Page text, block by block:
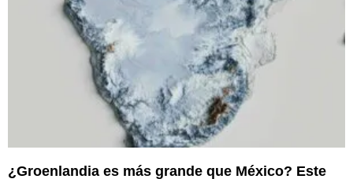
¿Groenlandia es más grande que México? Este